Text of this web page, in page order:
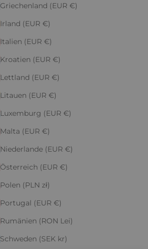
Griechenland (EUR €)
Irland (EUR €)
Italien (EUR €)
Kroatien (EUR €)
Lettland (EUR €)
Litauen (EUR €)
Luxemburg (EUR €)
Malta (EUR €)
Niederlande (EUR €)
Österreich (EUR €)
Polen (PLN zł)
Portugal (EUR €)
Rumänien (RON Lei)
Schweden (SEK kr)